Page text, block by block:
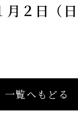
月２日（
一覧へもどる